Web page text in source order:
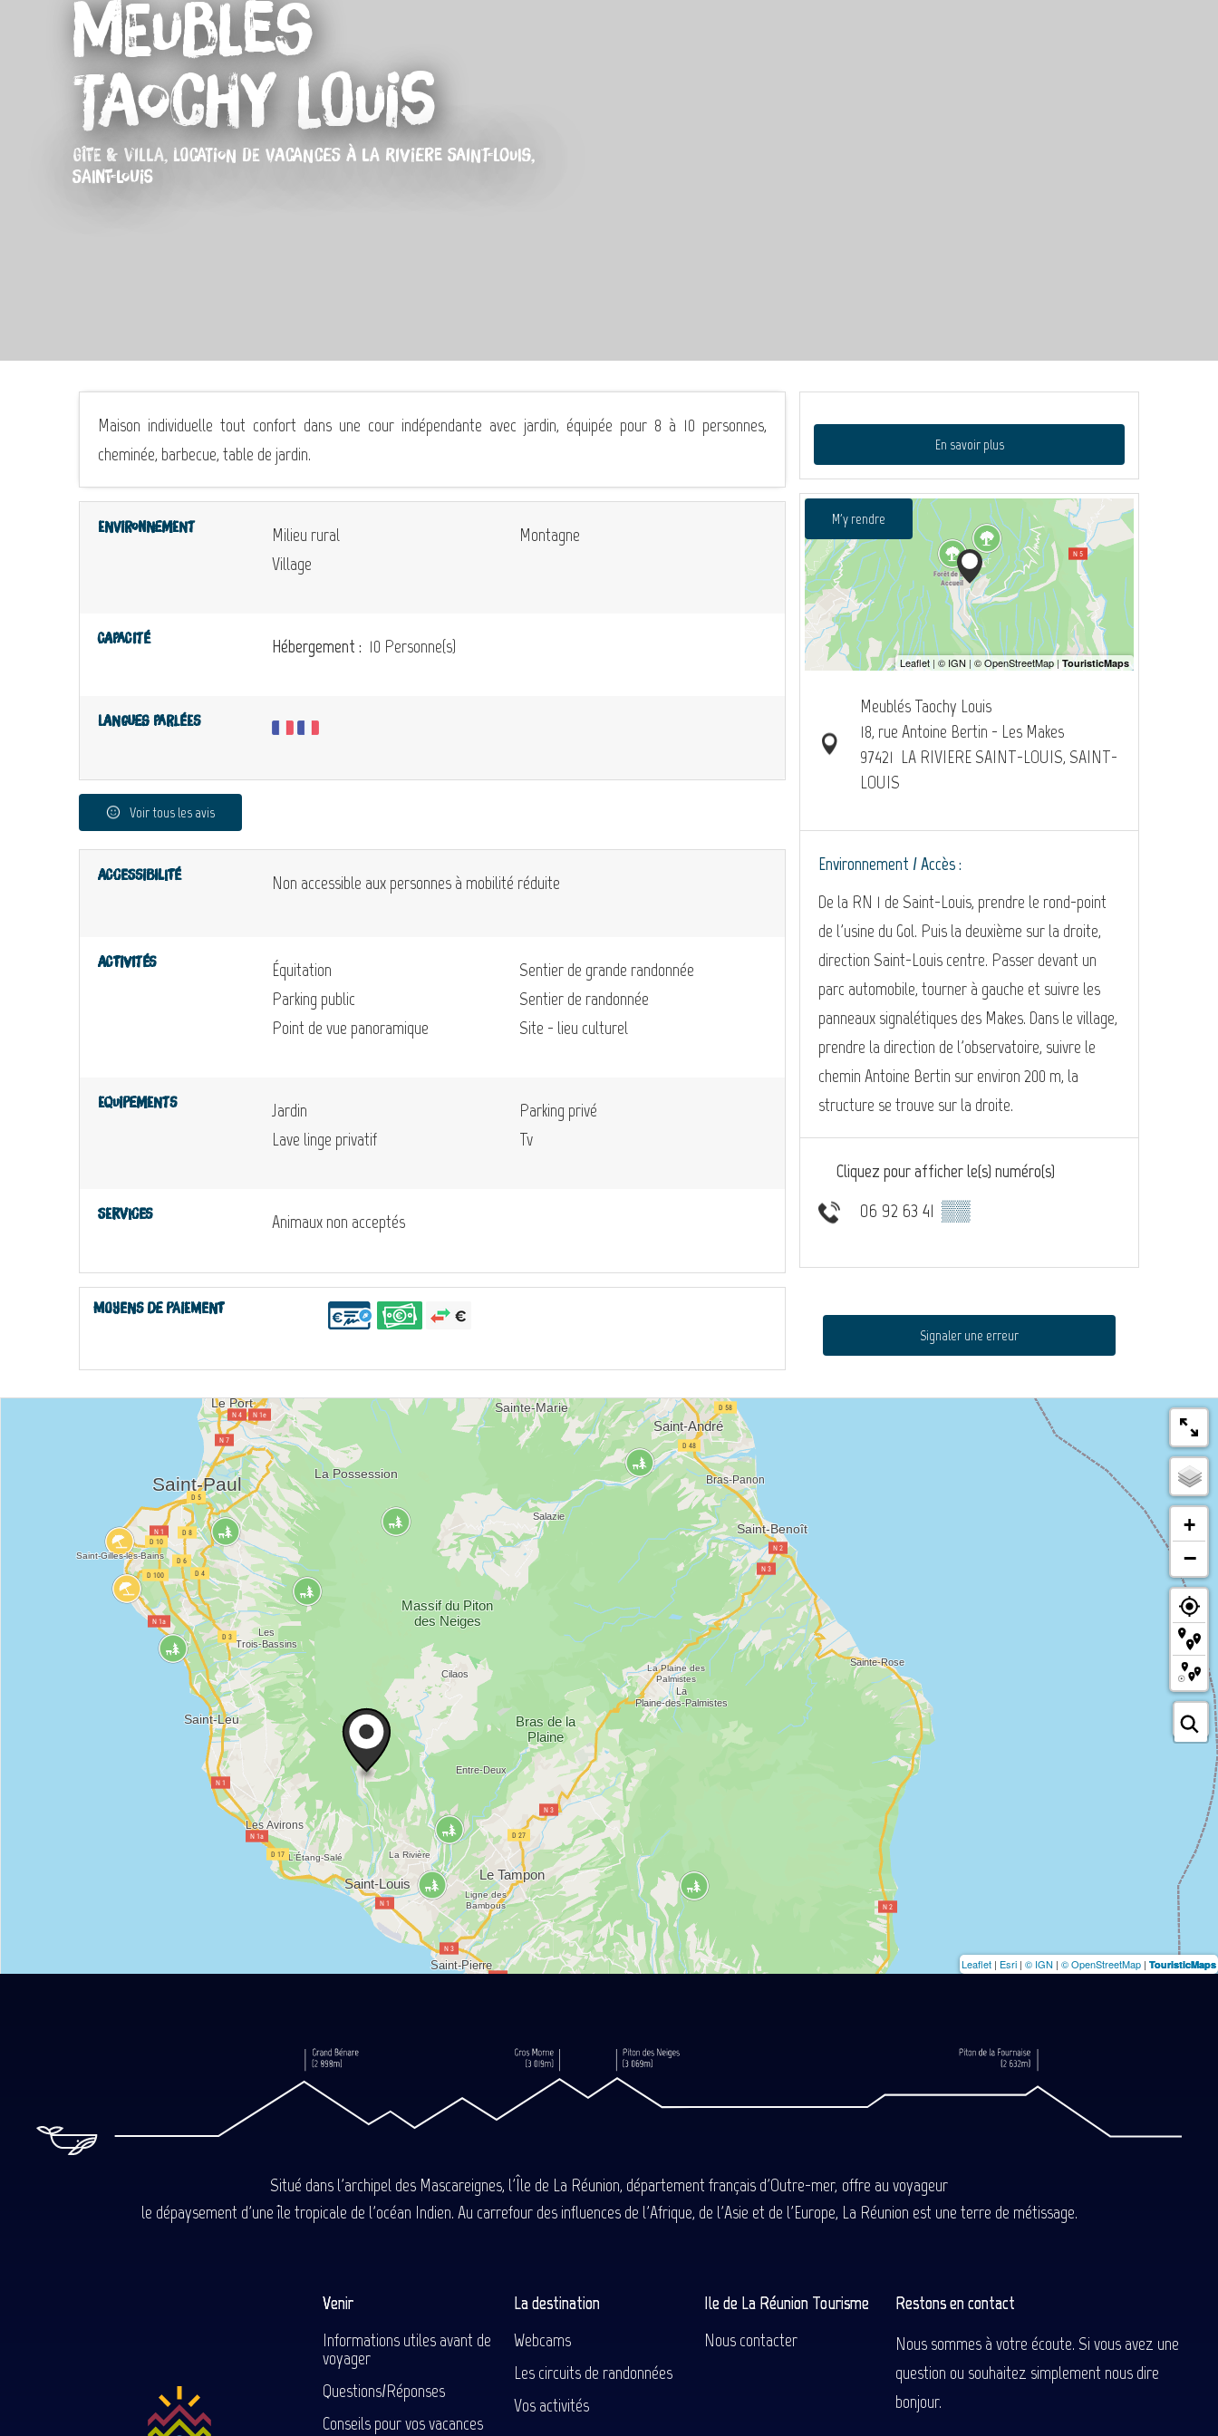
Meublés
Taochy Louis
GÎTE & VILLA, LOCATION DE VACANCES À LA RIVIERE SAINT-LOUIS,
SAINT-LOUIS
Maison individuelle tout confort dans une cour indépendante avec jardin, équipée pour 8 à 10 personnes,
cheminée, barbecue, table de jardin.
Environnement Milieu rural
Montagne
Village
Capacité Hébergement : 10 Personne(s)
Langues parlées
Voir tous les avis
Accessibilité Non accessible aux personnes à mobilité réduite
Activités
Équitation
Parking public
Point de vue panoramique
Sentier de grande randonnée
Sentier de randonnée
Site - lieu culturel
Equipements
Jardin
Lave linge privatif
Parking privé
Tv
Services Animaux non acceptés
Moyens de paiement
En savoir plus
M'y rendre
Meublés Taochy Louis
18, rue Antoine Bertin - Les Makes
97421 LA RIVIERE SAINT-LOUIS, SAINT-
LOUIS
Environnement / Accès :
De la RN 1 de Saint-Louis, prendre le rond-point
de l'usine du Gol. Puis la deuxième sur la droite,
direction Saint-Louis centre. Passer devant un
parc automobile, tourner à gauche et suivre les
panneaux signalétiques des Makes. Dans le village,
prendre la direction de l'observatoire, suivre le
chemin Antoine Bertin sur environ 200 m, la
structure se trouve sur la droite.
Cliquez pour afficher le(s) numéro(s)
06 92 63 41 ▒▒
Signaler une erreur
+
−
Leaflet | Esri | © IGN | © OpenStreetMap | TouristicMaps
Situé dans l'archipel des Mascareignes, l'Île de La Réunion, département français d'Outre-mer, offre au voyageur
le dépaysement d'une île tropicale de l'océan Indien. Au carrefour des influences de l'Afrique, de l'Asie et de l'Europe, La Réunion est une terre de métissage.
Venir
Informations utiles avant de
voyager
Questions/Réponses
Conseils pour vos vacances
La destination
Webcams
Les circuits de randonnées
Vos activités
Ile de La Réunion Tourisme
Nous contacter
Restons en contact
Nous sommes à votre écoute. Si vous avez une
question ou souhaitez simplement nous dire
bonjour.